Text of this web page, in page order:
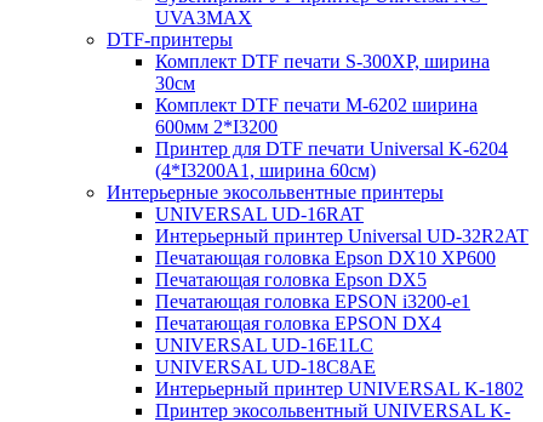
UVA3MAX
DTF-принтеры
Комплект DTF печати S-300XP, ширина
30см
Комплект DTF печати M-6202 ширина
600мм 2*I3200
Принтер для DTF печати Universal K-6204
(4*I3200A1, ширина 60cм)
Интерьерные экосольвентные принтеры
UNIVERSAL UD-16RAT
Интерьерный принтер Universal UD-32R2AT
Печатающая головка Epson DX10 XP600
Печатающая головка Epson DX5
Печатающая головка EPSON i3200-e1
Печатающая головка EPSON DX4
UNIVERSAL UD-16E1LC
UNIVERSAL UD-18C8AE
Интерьерный принтер UNIVERSAL K-1802
Принтер экосольвентный UNIVERSAL K-